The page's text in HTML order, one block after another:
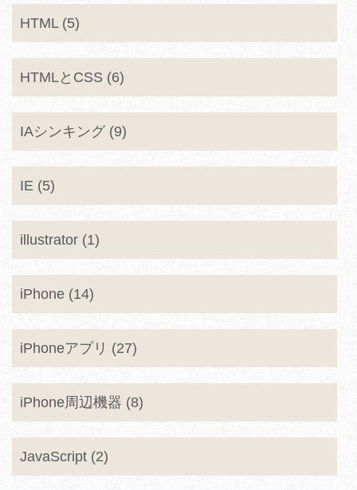
HTML (5)
HTMLとCSS (6)
IAシンキング (9)
IE (5)
illustrator (1)
iPhone (14)
iPhoneアプリ (27)
iPhone周辺機器 (8)
JavaScript (2)